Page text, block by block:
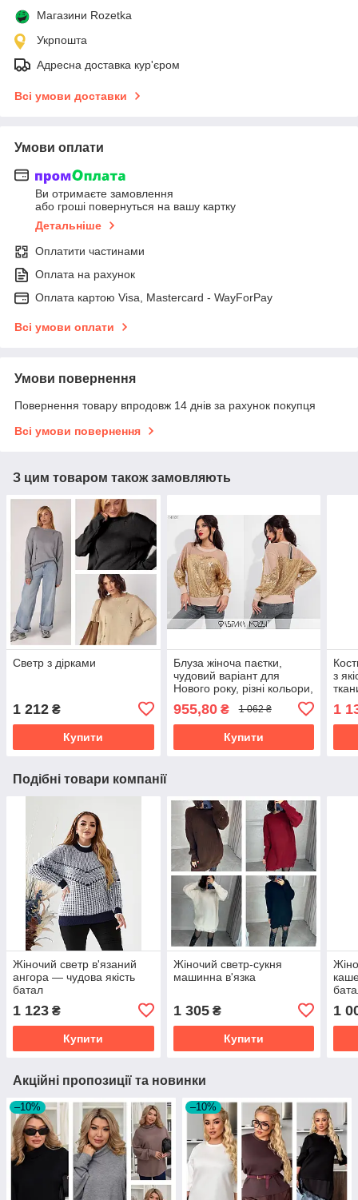
Магазини Rozetka
Укрпошта
Адресна доставка кур'єром
Всі умови доставки
Умови оплати
Ви отримаєте замовлення
або гроші повернуться на вашу картку
Детальніше
Оплатити частинами
Оплата на рахунок
Оплата картою Visa, Mastercard - WayForPay
Всі умови оплати
Умови повернення
Повернення товару впродовж 14 днів за рахунок покупця
Всі умови повернення
З цим товаром також замовляють
Светр з дірками
1 212 ₴
Купити
Блуза жіноча паєтки,
чудовий варіант для
Нового року, різні кольори,
955,80₴ 1 062 ₴
Купити
з
1
Подібні товари компанії
Жіночий светр в'язаний
ангора — чудова якість
батал
1 123 ₴
Купити
Жіночий светр-сукня
машинна в'язка
1 305₴
Купити
1
Акційні пропозиції та новинки
–10% –10%